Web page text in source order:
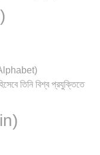
তিনি বিশ্ব প্রযুক্তিতে